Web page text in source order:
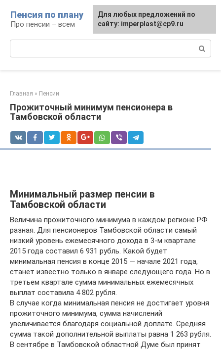
контенту
Пенсия по плану
Про пенсии – всем
Главная » Пенсии
Прожиточный минимум пенсионера в
Тамбовской области
Минимальный размер пенсии в
Тамбовской области
Величина прожиточного минимума в каждом регионе РФ
разная. Для пенсионеров Тамбовской области самый
низкий уровень ежемесячного дохода в 3-м квартале
2015 года составил 6 931 рубль. Какой будет
минимальная пенсия в конце 2015 — начале 2021 года,
станет известно только в январе следующего года. Но в
третьем квартале сумма минимальных ежемесячных
выплат составила 4 802 рубля.
В случае когда минимальная пенсия не достигает уровня
прожиточного минимума, сумма начислений
увеличивается благодаря социальной доплате. Средняя
сумма такой дополнительной выплаты равна 1 263 рубля.
В сентябре в Тамбовской областной Думе был принят
Для любых предложений по
сайту: imperplast@cp9.ru